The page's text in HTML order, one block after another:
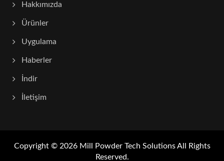
Hakkımızda
Ürünler
Uygulama
Haberler
İndir
İletişim
Copyright © 2026 Mill Powder Tech SolutionsAll Rights
Reserved.